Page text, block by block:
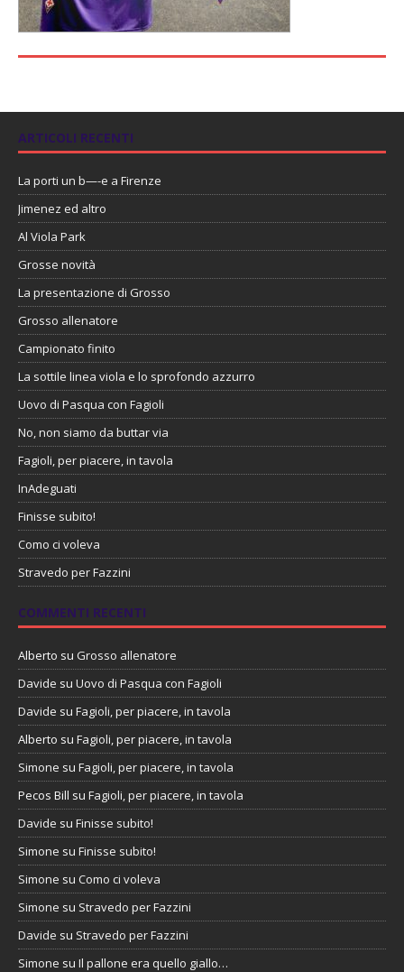
ARTICOLI RECENTI
La porti un b—-e a Firenze
Jimenez ed altro
Al Viola Park
Grosse novità
La presentazione di Grosso
Grosso allenatore
Campionato finito
La sottile linea viola e lo sprofondo azzurro
Uovo di Pasqua con Fagioli
No, non siamo da buttar via
Fagioli, per piacere, in tavola
InAdeguati
Finisse subito!
Como ci voleva
Stravedo per Fazzini
COMMENTI RECENTI
Alberto su Grosso allenatore
Davide su Uovo di Pasqua con Fagioli
Davide su Fagioli, per piacere, in tavola
Alberto su Fagioli, per piacere, in tavola
Simone su Fagioli, per piacere, in tavola
Pecos Bill su Fagioli, per piacere, in tavola
Davide su Finisse subito!
Simone su Finisse subito!
Simone su Como ci voleva
Simone su Stravedo per Fazzini
Davide su Stravedo per Fazzini
Simone su Il pallone era quello giallo…